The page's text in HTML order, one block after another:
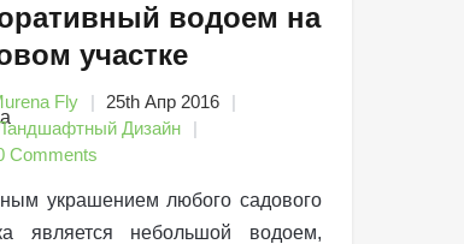
водоем на
участке
Fly
25th Апр 2016
Дизайн
Comments
украшением любого садового
является небольшой водоем,